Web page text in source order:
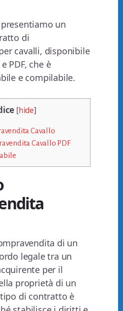
un
di
cavalli, disponibile
PDF, che è
e compilabile.
[hide]
Cavallo
Cavallo PDF
di un
legale tra un
per il
proprietà di un
di contratto è